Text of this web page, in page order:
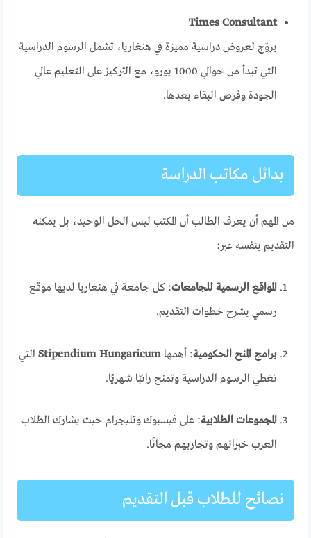
Times Consultant
يروّج لعروض دراسية مميزة في هنغاريا، تشمل الرسوم الدراسية
التي تبدأ من حوالي 1000 يورو، مع التركيز على التعليم عالي
الجودة وفرص البقاء بعدها.
بدائل مكاتب الدراسة
من المهم أن يعرف الطالب أن المكتب ليس الحل الوحيد، بل يمكنه
التقديم بنفسه عبر:
المواقع الرسمية للجامعات: كل جامعة في هنغاريا لديها موقع
رسمي يشرح خطوات التقديم.
برامج المنح الحكومية: أهمهاStipendium Hungaricum التي
تغطي الرسوم الدراسية وتمنح راتبًا شهريًا.
المجموعات الطلابية: على فيسبوك وتليجرام حيث يشارك الطلاب
العرب خبراتهم وتجاربهم مجانًا.
نصائح للطلاب قبل التقديم